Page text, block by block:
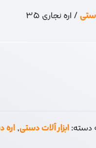
/ اره نجاری 35
دسته:ابزار آلات دستی,